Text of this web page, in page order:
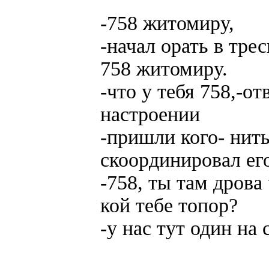
-758 житомиру,
-начал орать в
758 житомиру.
-что у тебя 758,-
настроении
-пришли кого-
скоординировал
-758, ты там
кой тебе топор?
-у нас тут один на